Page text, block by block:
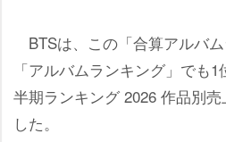
BTSは、この「合算アルバム
「アルバムランキング」でも
半期ランキング 2026 作品別
した。